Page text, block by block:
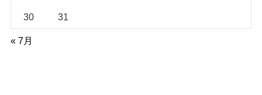
30 31
« 7月